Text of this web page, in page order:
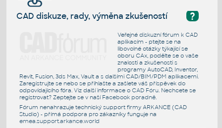
?
CAD diskuze, rady, výměna zkušeností
Veřejné diskuzní fórum k CAD
aplikacím - ptejte se na
libovolné otázky týkající se
oboru CAx, podělte se o vaše
znalosti a zkušenosti s
programy AutoCAD, Inventor,
Revit, Fusion, 3ds Max, Vault a s dalšími CAD/BIM/PDM aplikacemi.
Zaregistrujte se nebo se přihlašte a zašlete váš příspěvek do
odpovídajícího fóra. Viz další informace o CAD Fóru. Nechcete se
registrovat? Zeptejte se v naší Facebook poradně.
Fórum nenahrazuje technický support firmy ARKANCE (CAD
Studio) - přímá podpora pro zákazníky funguje na
emea.support.arkance.world